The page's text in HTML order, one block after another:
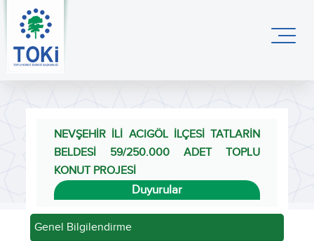
NEVŞEHİR İLİ ACIGÖL İLÇESİ TATLARİN
BELDESİ 59/250.000 ADET TOPLU
KONUT PROJESİ
Duyurular
Genel Bilgilendirme